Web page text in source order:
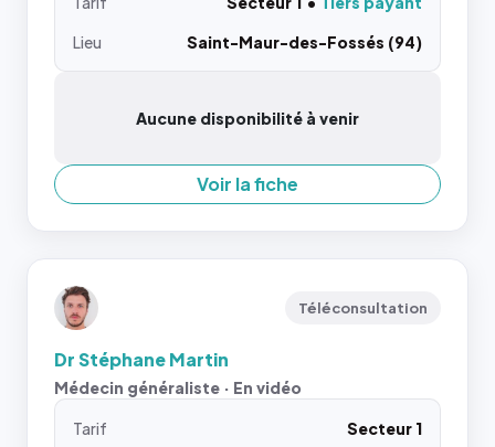
Lieu
Saint-Maur-des-Fossés (94)
Aucune disponibilité à venir
Voir la fiche
Téléconsultation
Dr Stéphane Martin
Médecin généraliste · En vidéo
Tarif
Secteur 1